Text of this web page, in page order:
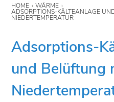
HOME WÄRME
ADSORPTIONS-KÄLTEANLAGE
NIEDERTEMPERATUR
Adsorptions-
und Belüftung